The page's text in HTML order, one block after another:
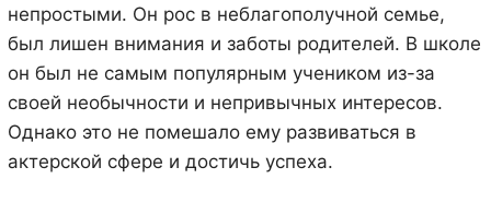
непростыми. Он рос в неблагополучной семье,
был лишен внимания и заботы родителей. В школе
он был не самым популярным учеником из-за
своей необычности и непривычных интересов.
Однако это не помешало ему развиваться в
актерской сфере и достичь успеха.